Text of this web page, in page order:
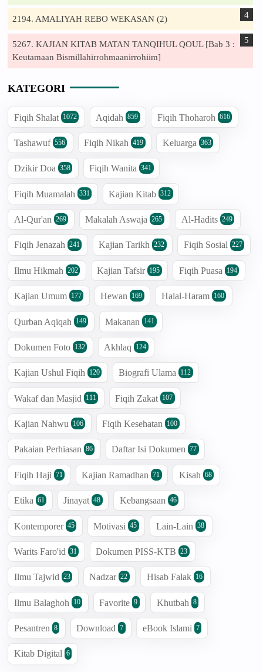
2194. AMALIYAH REBO WEKASAN (2)
5267. KAJIAN KITAB MATAN TANQIHUL QOUL [Bab 3 :
Keutamaan Bismillahirrohmaanirrohiim]
KATEGORI
Fiqih Shalat 1072 Aqidah 859 Fiqih Thoharoh 616
Tashawuf 556 Fiqih Nikah 419 Keluarga 363
Dzikir Doa 358 Fiqih Wanita 341
Fiqih Muamalah 331 Kajian Kitab 312
Al-Qur'an 269 Makalah Aswaja 265 Al-Hadits 249
Fiqih Jenazah 241 Kajian Tarikh 232 Fiqih Sosial 227
Ilmu Hikmah 202 Kajian Tafsir 195 Fiqih Puasa 194
Kajian Umum 177 Hewan 169 Halal-Haram 160
Qurban Aqiqah 149 Makanan 141
Dokumen Foto 132 Akhlaq 124
Kajian Ushul Fiqih 120 Biografi Ulama 112
Wakaf dan Masjid 111 Fiqih Zakat 107
Kajian Nahwu 106 Fiqih Kesehatan 100
Pakaian Perhiasan 86 Daftar Isi Dokumen 77
Fiqih Haji 71 Kajian Ramadhan 71 Kisah 68
Etika 61 Jinayat 48 Kebangsaan 46
Kontemporer 45 Motivasi 45 Lain-Lain 38
Warits Faro'id 31 Dokumen PISS-KTB 23
Ilmu Tajwid 23 Nadzar 22 Hisab Falak 16
Ilmu Balaghoh 10 Favorite 9 Khutbah 8
Pesantren 8 Download 7 eBook Islami 7
Kitab Digital 6